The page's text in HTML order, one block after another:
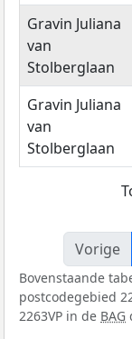
Gravin Juliana
van
Stolberglaan
Gravin Juliana
van
Stolberglaan
Vorige
Bovenstaande
postcodegebied
2263VP in de BAG